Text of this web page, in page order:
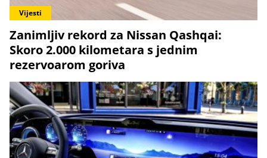
Vijesti
Zanimljiv rekord za Nissan Qashqai:
Skoro 2.000 kilometara s jednim
rezervoarom goriva